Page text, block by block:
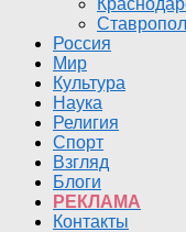
Россия
Мир
Культура
Наука
Религия
Спорт
Взгляд
Блоги
РЕКЛАМА
Контакты